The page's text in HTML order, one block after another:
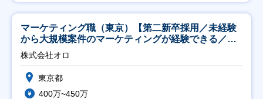
マーケティング職（東京）【第二新卒採用／未経験
から大規模案件のマーケティングが経験できる／研
修充実】
株式会社オロ
東京都
400万~450万